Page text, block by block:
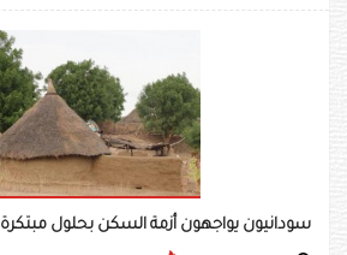
سودانيون يواجهون أزمة السكن بحلول مبتكرة